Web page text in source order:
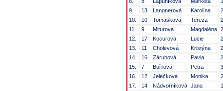
9.
13 Langnerová Karolína
10.
10 Tomášková Tereza
11.
9 Miturová Magdaléna
12.
17 Kocurová Lucie
13.
11 Cholevová Kristýna
14.
16 Zárubová Pavla
15.
7 Buřilová Petra
16.
12 Jelečková Monika
17.
14 Nádvorníková Jana